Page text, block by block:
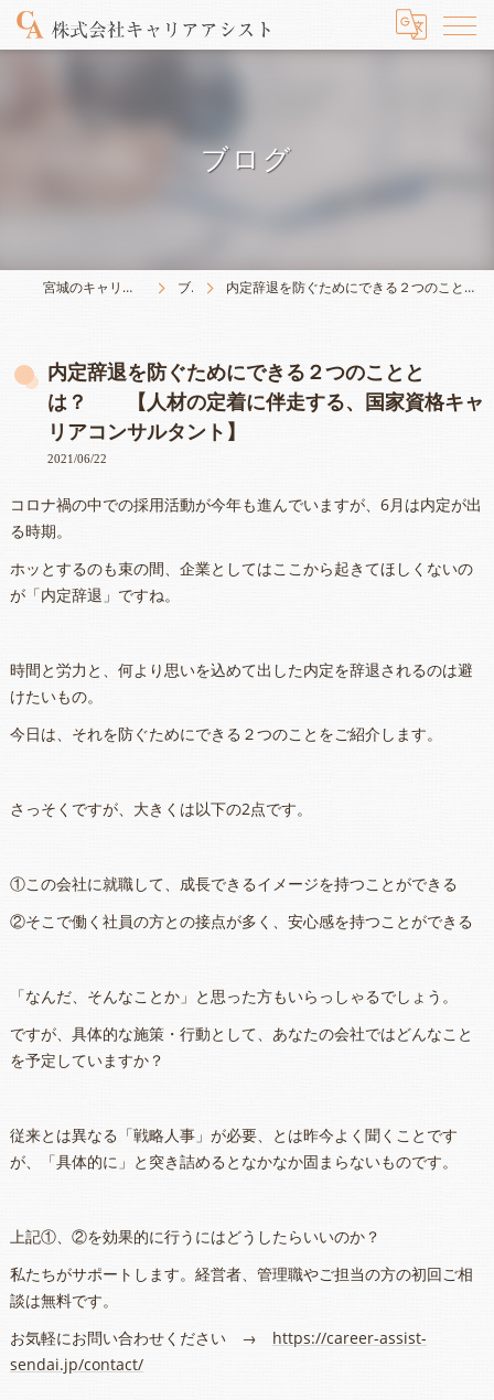
ブログ
宮城のキャリアは株式会社キャリアアシスト ブログ 内定辞退を防ぐためにできる２つのこととは？ 【人材の定着に伴走する、国家資格キャリアコンサルタント】
内定辞退を防ぐためにできる２つのことと
は？ 【人材の定着に伴走する、国家資格キャ
リアコンサルタント】
2021/06/22
コロナ禍の中での採用活動が今年も進んでいますが、6月は内定が出
る時期。
ホッとするのも束の間、企業としてはここから起きてほしくないの
が「内定辞退」ですね。
時間と労力と、何より思いを込めて出した内定を辞退されるのは避
けたいもの。
今日は、それを防ぐためにできる２つのことをご紹介します。
さっそくですが、大きくは以下の2点です。
①この会社に就職して、成長できるイメージを持つことができる
②そこで働く社員の方との接点が多く、安心感を持つことができる
「なんだ、そんなことか」と思った方もいらっしゃるでしょう。
ですが、具体的な施策・行動として、あなたの会社ではどんなこと
を予定していますか？
従来とは異なる「戦略人事」が必要、とは昨今よく聞くことです
が、「具体的に」と突き詰めるとなかなか固まらないものです。
上記①、②を効果的に行うにはどうしたらいいのか？
私たちがサポートします。経営者、管理職やご担当の方の初回ご相
談は無料です。
お気軽にお問い合わせください → https://career-assist-
sendai.jp/contact/